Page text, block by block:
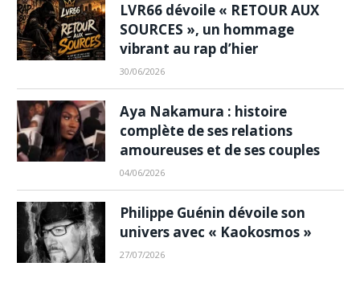
LVR66 dévoile « RETOUR AUX
SOURCES », un hommage
vibrant au rap d’hier
30/06/2026
Aya Nakamura : histoire
complète de ses relations
amoureuses et de ses couples
04/06/2026
Philippe Guénin dévoile son
univers avec « Kaokosmos »
27/07/2026